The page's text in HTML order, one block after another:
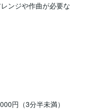
ンジや作曲が必要な
円（3分半未満）